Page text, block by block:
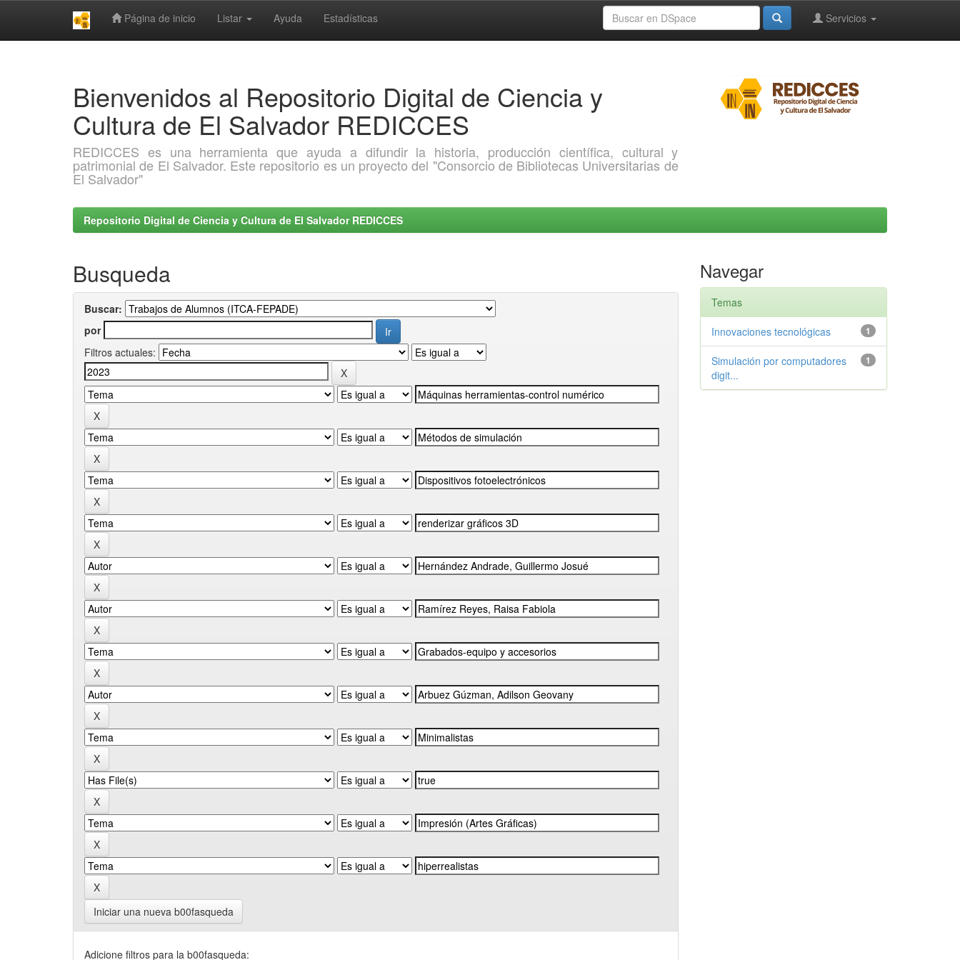
Página de inicio Listar Ayuda Estadísticas Servicios
Bienvenidos al Repositorio Digital de Ciencia y
Cultura de El Salvador REDICCES
REDICCES es una herramienta que ayuda a difundir la historia, producción científica, cultural y
patrimonial de El Salvador. Este repositorio es un proyecto del "Consorcio de Bibliotecas Universitarias de
El Salvador"
Repositorio Digital de Ciencia y Cultura de El Salvador REDICCES
Busqueda
Buscar:
por
Filtros actuales:
Iniciar una nueva b00fasqueda
Adicione filtros para la b00fasqueda:
Navegar
Temas
1
Innovaciones tecnológicas
1
Simulación por computadores
digit...